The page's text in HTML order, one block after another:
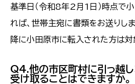
基準日（令和8年2月1日）時点で
れば、世帯主宛に書類をお送りし
降に小田原市に転入された方は対
Q4.他の市区町村に引っ越し
受け取ることはできますか。